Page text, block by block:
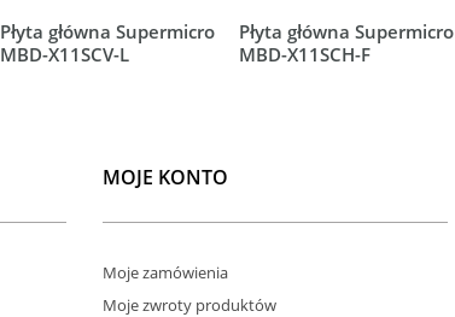
Płyta główna Supermicro
MBD-X11SCV-L
Płyta główna Supermicro
MBD-X11SCH-F
MOJE KONTO
Moje zamówienia
Moje zwroty produktów